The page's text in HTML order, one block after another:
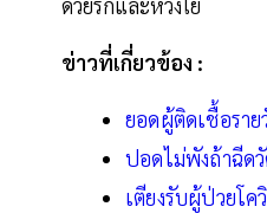
ด้วยรักและห่วงใย
ข่าวที่เกี่ยวข้อง :
ยอดผู้ติดเชื้อรา
ปอดไม่พังถ้าฉีด
เตียงรับผู้ป่วยโ